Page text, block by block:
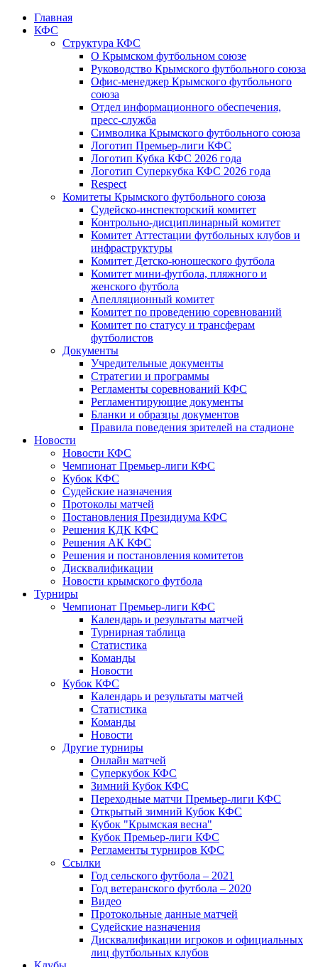
Главная
КФС
Структура КФС
О Крымском футбольном союзе
Руководство Крымского футбольного союза
Офис-менеджер Крымского футбольного
союза
Отдел информационного обеспечения,
пресс-служба
Символика Крымского футбольного союза
Логотип Премьер-лиги КФС
Логотип Кубка КФС 2026 года
Логотип Суперкубка КФС 2026 года
Respect
Комитеты Крымского футбольного союза
Судейско-инспекторский комитет
Контрольно-дисциплинарный комитет
Комитет Аттестации футбольных клубов и
инфраструктуры
Комитет Детско-юношеского футбола
Комитет мини-футбола, пляжного и
женского футбола
Апелляционный комитет
Комитет по проведению соревнований
Комитет по статусу и трансферам
футболистов
Документы
Учредительные документы
Стратегии и программы
Регламенты соревнований КФС
Регламентирующие документы
Бланки и образцы документов
Правила поведения зрителей на стадионе
Новости
Новости КФС
Чемпионат Премьер-лиги КФС
Кубок КФС
Судейские назначения
Протоколы матчей
Постановления Президиума КФС
Решения КДК КФС
Решения АК КФС
Решения и постановления комитетов
Дисквалификации
Новости крымского футбола
Турниры
Чемпионат Премьер-лиги КФС
Календарь и результаты матчей
Турнирная таблица
Статистика
Команды
Новости
Кубок КФС
Календарь и результаты матчей
Статистика
Команды
Новости
Другие турниры
Онлайн матчей
Суперкубок КФС
Зимний Кубок КФС
Переходные матчи Премьер-лиги КФС
Открытый зимний Кубок КФС
Кубок "Крымская весна"
Кубок Премьер-лиги КФС
Регламенты турниров КФС
Ссылки
Год сельского футбола – 2021
Год ветеранского футбола – 2020
Видео
Протокольные данные матчей
Судейские назначения
Дисквалификации игроков и официальных
лиц футбольных клубов